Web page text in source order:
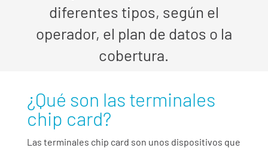
diferentes tipos, según el
operador, el plan de datos o la
cobertura.
¿Qué son las terminales
chip card?
Las terminales chip card son unos dispositivos que